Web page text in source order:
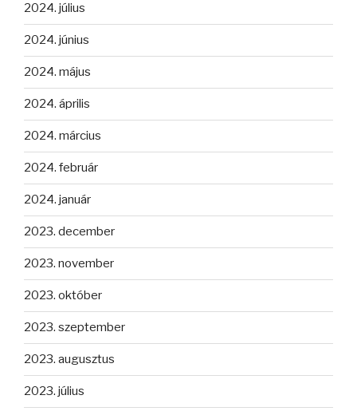
2024. július
2024. június
2024. május
2024. április
2024. március
2024. február
2024. január
2023. december
2023. november
2023. október
2023. szeptember
2023. augusztus
2023. július